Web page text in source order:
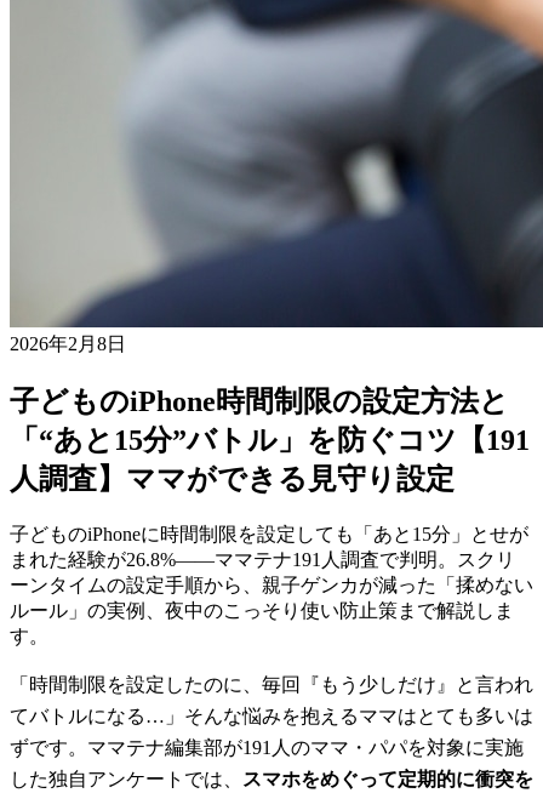
2026年2月8日
子どものiPhone時間制限の設定方法と
「“あと15分”バトル」を防ぐコツ【191
人調査】ママができる見守り設定
子どものiPhoneに時間制限を設定しても「あと15分」とせが
まれた経験が26.8%——ママテナ191人調査で判明。スクリ
ーンタイムの設定手順から、親子ゲンカが減った「揉めない
ルール」の実例、夜中のこっそり使い防止策まで解説しま
す。
「時間制限を設定したのに、毎回『もう少しだけ』と言われ
てバトルになる…」そんな悩みを抱えるママはとても多いは
ずです。ママテナ編集部が191人のママ・パパを対象に実施
した独自アンケートでは、
スマホをめぐって定期的に衝突を